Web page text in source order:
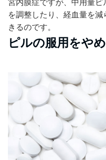
を調整したり、経血量を
きるのです。
ピルの服用をや